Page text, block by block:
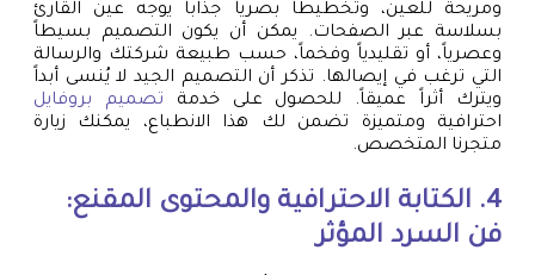
ومريحة للعين، وتخطيطاً بصرياً جذاباً يوجه عين القارئ
بسلاسة عبر الصفحات. يمكن أن يكون التصميم بسيطاً
وعصرياً، أو تقليدياً وفخماً، حسب طبيعة شركتك والرسالة
التي ترغب في إيصالها. تذكر أن التصميم الجيد لا يُنسى أبداً
ويترك أثراً عميقاً. للحصول على خدمة تصميم بروفايل
احترافية ومتميزة تضمن لك هذا الانطباع، يمكنك زيارة
متجرنا المتخصص.
4. الكتابة الاحترافية والمحتوى المقنع:
فن السرد المؤثر